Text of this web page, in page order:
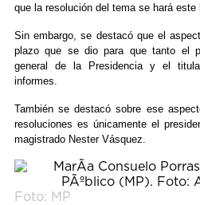
que la resolución del tema se hará este
Sin embargo, se destacó que el
plazo que se dio para que tanto el
general de la Presidencia y el
informes.
También se destacó sobre ese
resoluciones es únicamente el
magistrado Nester Vásquez.
Foto: MP